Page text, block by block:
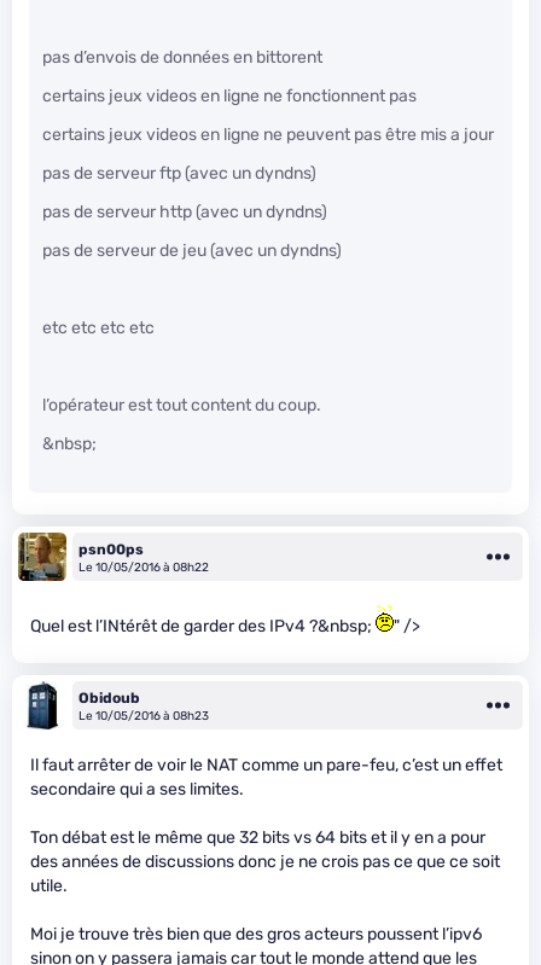
pas d’envois de données en bittorent
certains jeux videos en ligne ne fonctionnent pas
certains jeux videos en ligne ne peuvent pas être mis a jour
pas de serveur ftp (avec un dyndns)
pas de serveur http (avec un dyndns)
pas de serveur de jeu (avec un dyndns)
etc etc etc etc
l’opérateur est tout content du coup.
&nbsp;
psn00ps
Le 10/05/2016 à 08h22
Quel est l’INtérêt de garder des IPv4 ?&nbsp; " />
Obidoub
Le 10/05/2016 à 08h23
Il faut arrêter de voir le NAT comme un pare-feu, c’est un effet
secondaire qui a ses limites.
Ton débat est le même que 32 bits vs 64 bits et il y en a pour
des années de discussions donc je ne crois pas ce que ce soit
utile.
Moi je trouve très bien que des gros acteurs poussent l’ipv6
sinon on y passera jamais car tout le monde attend que les